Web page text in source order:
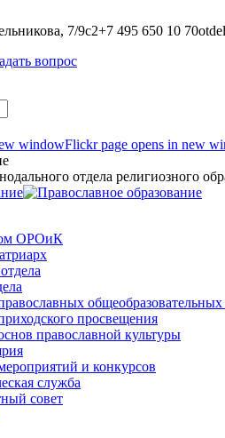
7/9с2+7 495 650 10 70
вопрос
windowFlickr page opens in new
отдела религиозного
ОРОиК
просвещения
православной культуры
и конкурсов
служба
совет